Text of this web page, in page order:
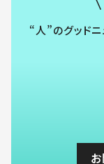
“人”のグッド